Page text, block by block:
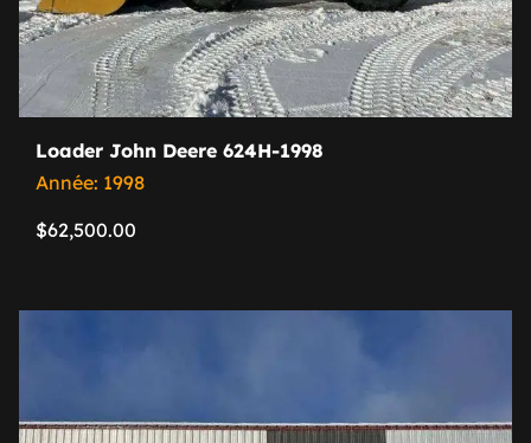
Loader John Deere 624H-1998
Année: 1998
$62,500.00